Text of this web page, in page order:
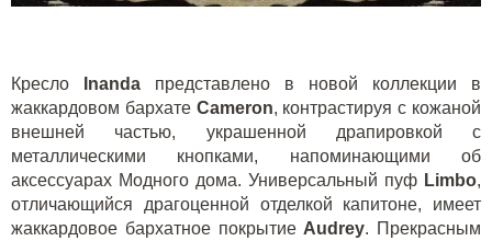
Кресло Inanda представлено в новой коллекции в
жаккардовом бархате Cameron, контрастируя с кожаной
внешней частью, украшенной драпировкой с
металлическими кнопками, напоминающими об
аксессуарах Модного дома. Универсальный пуф Limbo,
отличающийся драгоценной отделкой капитоне, имеет
жаккардовое бархатное покрытие Audrey. Прекрасным